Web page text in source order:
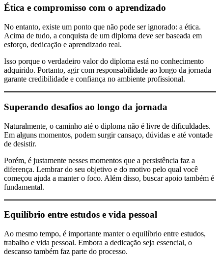
Ética e compromisso com o aprendizado
No entanto, existe um ponto que não pode ser ignorado: a ética.
Acima de tudo, a conquista de um diploma deve ser baseada em
esforço, dedicação e aprendizado real.
Isso porque o verdadeiro valor do diploma está no conhecimento
adquirido. Portanto, agir com responsabilidade ao longo da jornada
garante credibilidade e confiança no ambiente profissional.
Superando desafios ao longo da jornada
Naturalmente, o caminho até o diploma não é livre de dificuldades.
Em alguns momentos, podem surgir cansaço, dúvidas e até vontade
de desistir.
Porém, é justamente nesses momentos que a persistência faz a
diferença. Lembrar do seu objetivo e do motivo pelo qual você
começou ajuda a manter o foco. Além disso, buscar apoio também é
fundamental.
Equilíbrio entre estudos e vida pessoal
Ao mesmo tempo, é importante manter o equilíbrio entre estudos,
trabalho e vida pessoal. Embora a dedicação seja essencial, o
descanso também faz parte do processo.